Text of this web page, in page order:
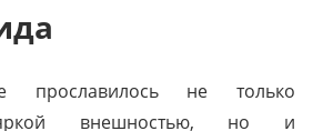
прославилось не только
внешностью, но и